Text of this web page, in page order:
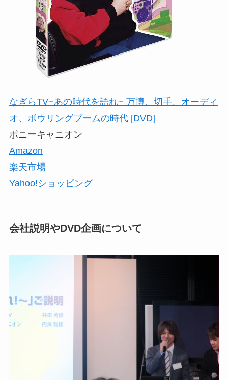
なぎらTV~あの時代を語れ~ 万博、切手、オーディ
オ、ボウリングブームの時代 [DVD]
ポニーキャニオン
Amazon
楽天市場
Yahoo!ショッピング
会社説明やDVD企画について